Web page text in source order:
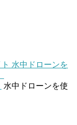
水中ドローンを使